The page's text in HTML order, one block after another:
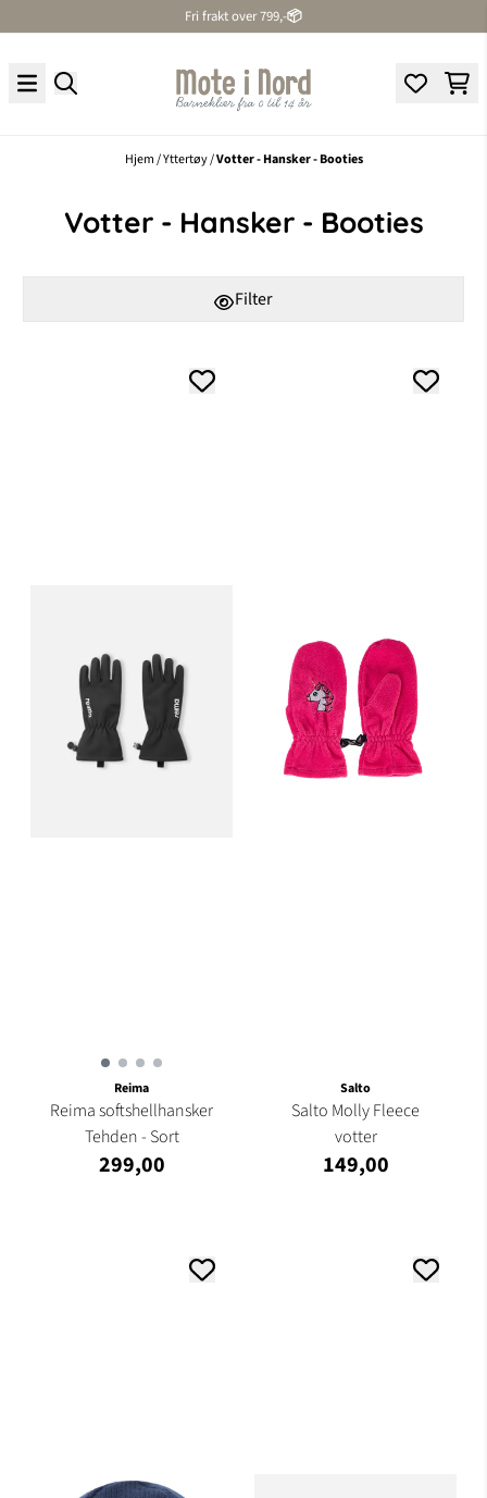
Fri frakt over 799,-📦
Hjem/Yttertøy/Votter - Hansker - Booties
Votter - Hansker - Booties
Filter
Reima
Reima softshellhansker
Tehden - Sort
299,00
Salto
Salto Molly Fleece
votter
149,00